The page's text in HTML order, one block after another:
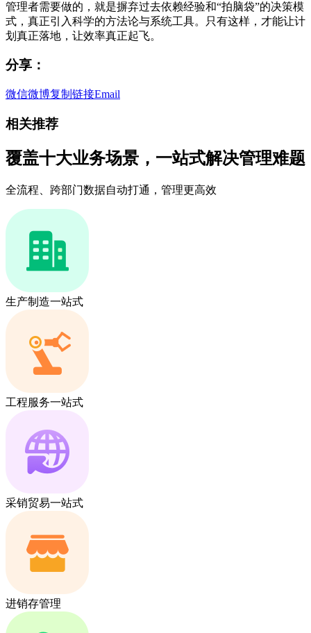
管理者需要做的，就是摒弃过去依赖经验和“拍脑袋”的决策模
式，真正引入科学的方法论与系统工具。只有这样，才能让计
划真正落地，让效率真正起飞。
分享：
微信微博复制链接Email
相关推荐
覆盖十大业务场景，一站式解决管理难题
全流程、跨部门数据自动打通，管理更高效
生产制造一站式
工程服务一站式
采销贸易一站式
进销存管理